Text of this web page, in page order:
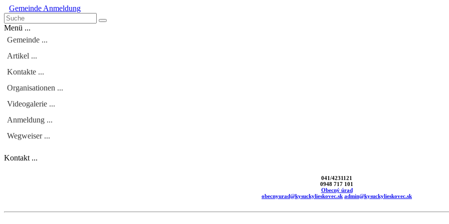
Gemeinde Anmeldung
Menü ...
Gemeinde ...
Artikel ...
Kontakte ...
Organisationen ...
Videogalerie ...
Anmeldung ...
Wegweiser ...
Kontakt ...
041/4231121
0948 717 101
Obecný úrad
obecnyurad@kysuckylieskovec.sk admin@kysuckylieskovec.sk